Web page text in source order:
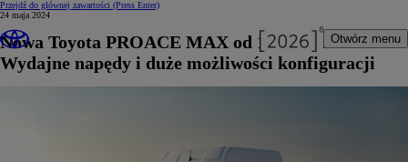
Przejdź do głównej zawartości (Press Enter)
Otwórz menu
24 maja 2024
Nowa Toyota PROACE MAX od 140 100 zł netto.
Wydajne napędy i duże możliwości konfiguracji